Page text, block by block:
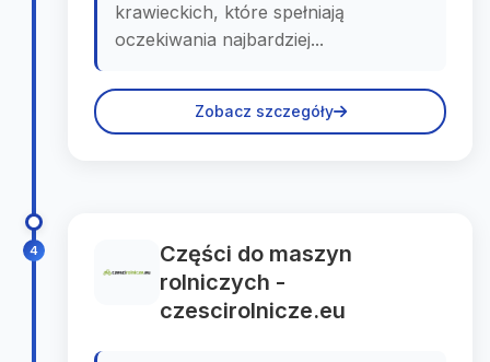
krawieckich, które spełniają
oczekiwania najbardziej...
Zobacz szczegóły
4
Części do maszyn
rolniczych -
czescirolnicze.eu